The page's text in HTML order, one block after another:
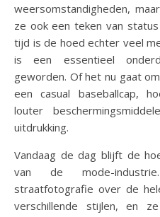
weersomstandigheden,
ze ook een teken van
tijd is de hoed echter veel
is een essentieel
geworden. Of het nu gaat
een casual baseballcap,
louter
uitdrukking.
Vandaag de dag blijft de
van de mode-
straatfotografie over de
verschillende stijlen, en